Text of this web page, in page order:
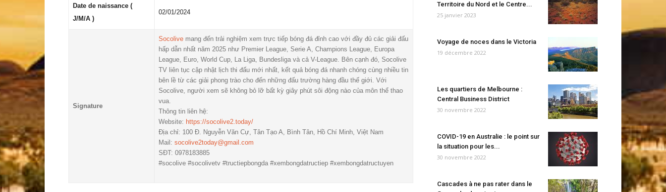
Date de naissance (
J/M/A )
02/01/2024
Signature
Socolive mang đến trải nghiệm xem trực tiếp bóng đá đỉnh cao với đầy đủ các giải đấu
hấp dẫn nhất năm 2025 như Premier League, Serie A, Champions League, Europa
League, Euro, World Cup, La Liga, Bundesliga và cả V-League. Bên cạnh đó, Socolive
TV liên tục cập nhật lịch thi đấu mới nhất, kết quả bóng đá nhanh chóng cùng nhiều tin
bên lề từ các giải phong trào cho đến những đấu trường hàng đầu thế giới. Với
Socolive, người xem sẽ không bỏ lỡ bất kỳ giây phút sôi động nào của môn thể thao
vua.
Thông tin liên hệ:
Website: https://socolive2.today/
Địa chỉ: 100 Đ. Nguyễn Văn Cự, Tân Tạo A, Bình Tân, Hồ Chí Minh, Việt Nam
Mail: socolive2today@gmail.com
SĐT: 0978183885
#socolive #socolivetv #tructiepbongda #xembongdatructiep #xembongdatructuyen
Territoire du Nord et le Centre...
25 janvier 2023
Voyage de noces dans le Victoria
19 décembre 2022
Les quartiers de Melbourne :
Central Business District
30 novembre 2022
COVID-19 en Australie : le point sur
la situation pour les...
30 novembre 2022
Cascades à ne pas rater dans le